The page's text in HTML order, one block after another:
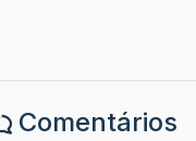
Comentários